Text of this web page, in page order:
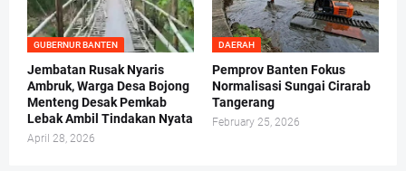
GUBERNUR BANTEN
Jembatan Rusak Nyaris
Ambruk, Warga Desa Bojong
Menteng Desak Pemkab
Lebak Ambil Tindakan Nyata
April 28, 2026
DAERAH
Pemprov Banten Fokus
Normalisasi Sungai Cirarab
Tangerang
February 25, 2026